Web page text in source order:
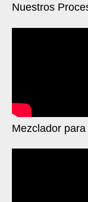
Nuestros
Mezclador